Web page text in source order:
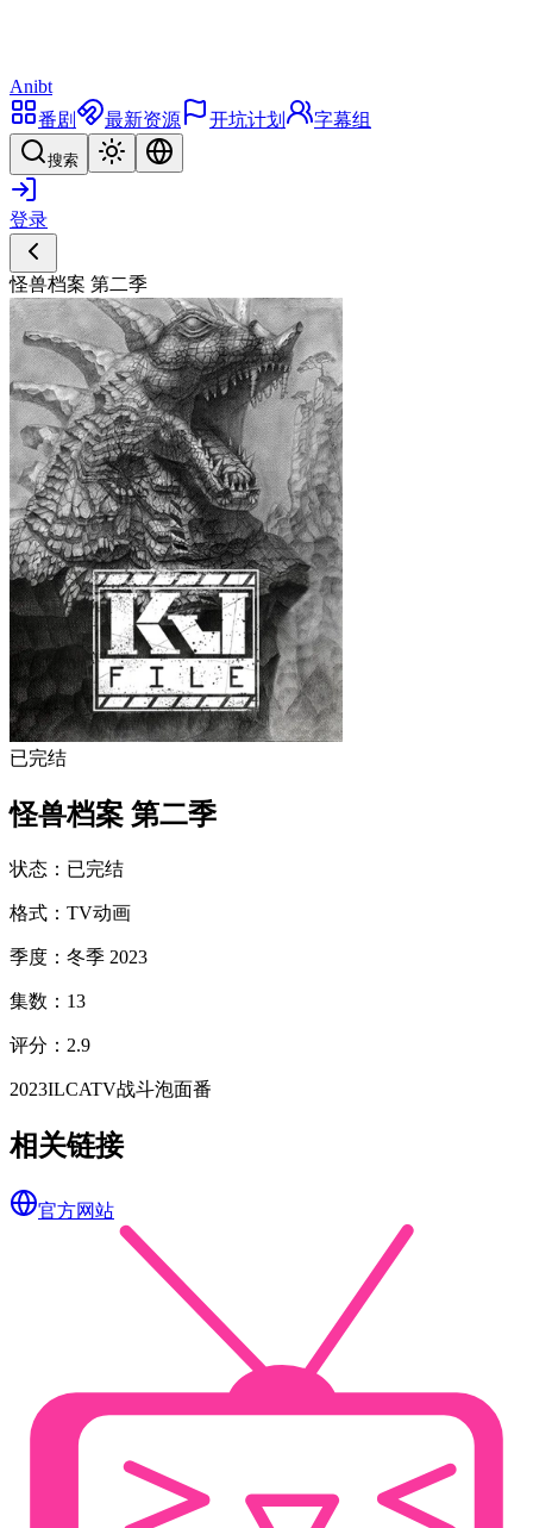
Anibt
番剧
最新资源 开坑计划 字幕组
搜索
登录
怪兽档案 第二季
已完结
怪兽档案 第二季
状态 ： 已完结
格式 ： TV动画
季度 ： 冬季 2023
集数 ： 13
评分 ： 2.9
2023ILCATV战斗泡面番
相关链接
官方网站